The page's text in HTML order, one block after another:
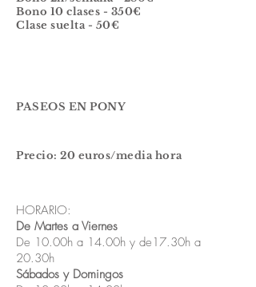
Bono 10 clases - 350€
Clase suelta - 50€
​PASEOS EN PONY
Precio: 20 euros/media hora
HORARIO:​
De Martes a Viernes
De 10.00h a 14.00h y de17.30h a
20.30h
Sábados y Domingos